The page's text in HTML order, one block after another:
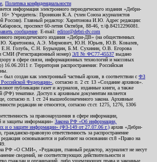
Политика конфиденциальности
информация электронного периодического издания «Дебри-
Учредитель: Пронякин К.А. (член Союза журналистов
России). Главный редактор: Харитонова И.Ю. Адрес редакции:
проспект 60-летия Октября, 88-46, т./ф.84212296081.
сообщение . E-mail: editor@debri-dv.com
периодического издания «Дебри-ДВ» (на общественных
Харитонова, А.Э. Мирмович, Ю.Н. Юрьев, Ю.В. Ковалев,
Голубь, С.Н. Бурындин, Б.М. Сухинин, О.В. Егорова
СМИ (Регистрационный номер) ЭЛ № ФС77-45537 выдано
в сфере связи, информационных технологий и массовых
16.06.2011 г. Территория распространения: Российская
создан как электронный частный архив, в соответствии с ФЗ
Федерации» , согласно п. 2 ст. 13 «Создание архивов».
публикации газет и журналов, изданные книги, а также
(РФ) тематике. Доступ к архивным документам является
согласно п. 1 ст. 24 вышеобозначенного закона. Архивные
редакции не относятся, согласно ст.ст. 1275, 1276, 1306
за правонарушения в сфере информации,
и защиты информации» Закона РФ «Об информации,
и о защите информации» (ФЗ-149 от 27.07.06 г.) архив «Дебри-
правовую ответственность за распространение
основываются и работают на основании ст.8 «Право на
РФ «О СМИ», «Редакция, главный редактор, журналист не несут
сведений, не соответствующих действительности и
граждан и организаций, либо ущемляющих права и законные